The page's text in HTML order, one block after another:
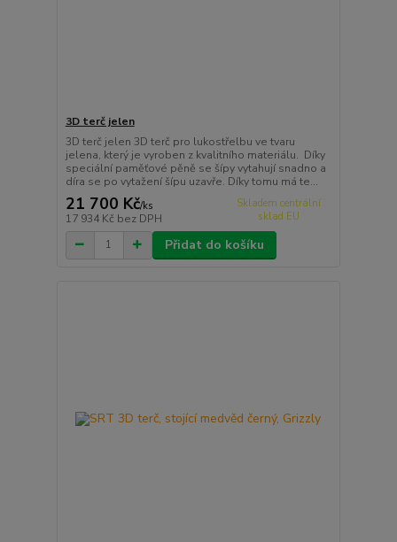
3D terč jelen
3D terč jelen 3D terč pro lukostřelbu ve tvaru
jelena, který je vyroben z kvalitního materiálu. Díky
speciální paměťové pěně se šípy vytahují snadno a
díra se po vytažení šípu uzavře. Díky tomu má te...
21 700 Kč/ks
17 934 Kč bez DPH
Skladem centrální
sklad EU
Přidat do košíku